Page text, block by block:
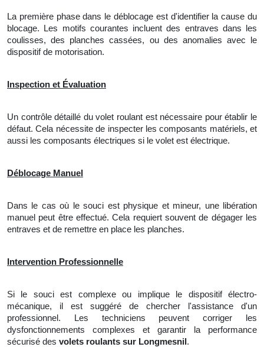
La première phase dans le déblocage est d'identifier lacause du
blocage. Les motifs courantes incluent des entraves dans les
coulisses, des planches cassées, ou des anomalies avec le
dispositif de motorisation.
Inspection et Évaluation
Un contrôle détaillé du volet roulant est nécessaire pour établir le
défaut. Cela nécessite de inspecter les composants matériels, et
aussi les composants électriques si le volet est électrique.
Déblocage Manuel
Dans le cas où le souci est physique et mineur, une
libération
manuel peut être effectué. Cela requiert souvent de dégager les
entraves et de remettre en place les planches.
Intervention Professionnelle
Si le souci est complexe ou implique le dispositif électro-
mécanique, il est suggéré de chercher l'assistance d'un
professionnel. Les techniciens peuvent corriger les
dysfonctionnements complexes et garantir la performance
sécurisé des volets roulants sur Longmesnil .